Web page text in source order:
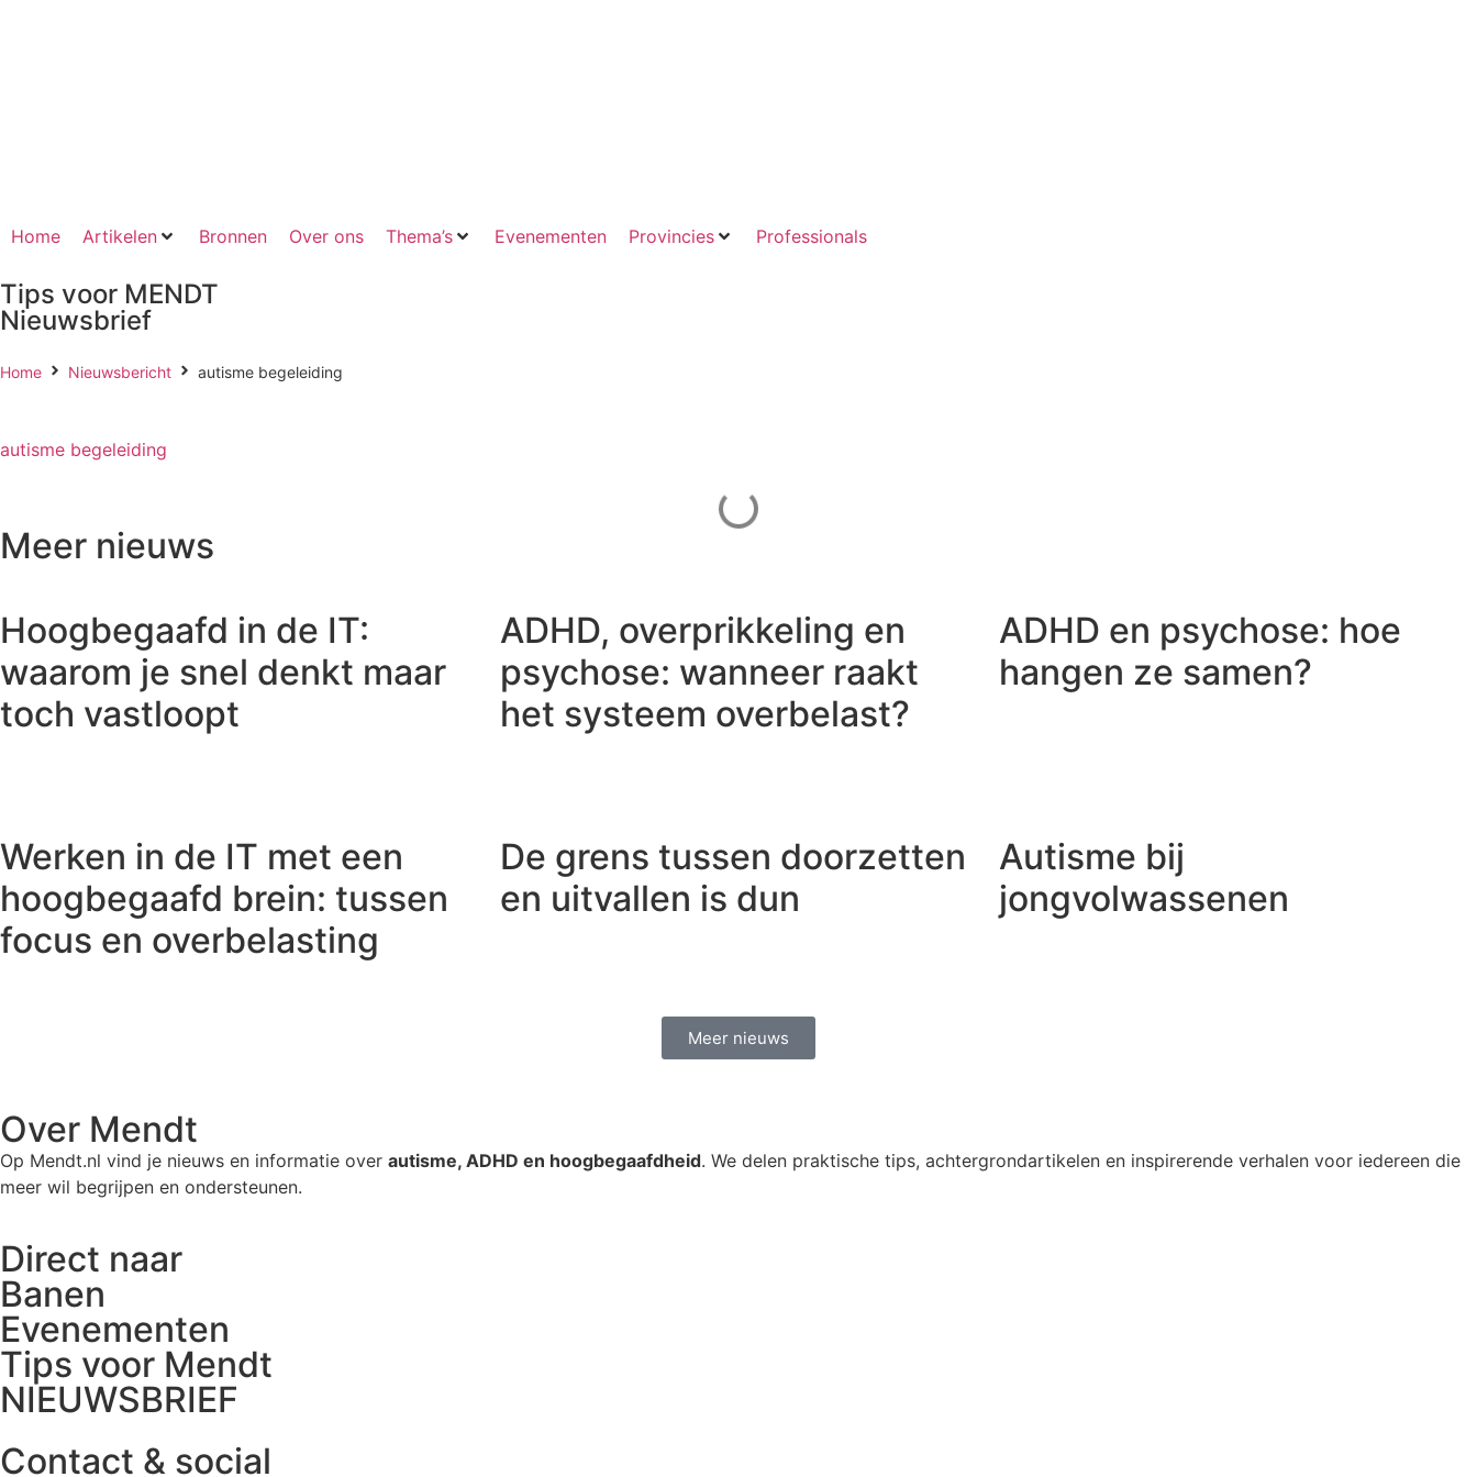
Home Artikelen Bronnen Over ons Thema’s Evenementen Provincies Professionals
Tips voor MENDT
Nieuwsbrief
Home Nieuwsbericht autisme begeleiding
autisme begeleiding
Meer nieuws
Hoogbegaafd in de IT:
waarom je snel denkt maar
toch vastloopt
ADHD, overprikkeling en
psychose: wanneer raakt
het systeem overbelast?
ADHD en psychose: hoe
hangen ze samen?
Werken in de IT met een
hoogbegaafd brein: tussen
focus en overbelasting
De grens tussen doorzetten
en uitvallen is dun
Autisme bij
jongvolwassenen
Meer nieuws
Over Mendt
Op Mendt.nl vind je nieuws en informatie over autisme, ADHD en hoogbegaafdheid. We delen praktische tips, achtergrondartikelen en inspirerende verhalen voor iedereen die
meer wil begrijpen en ondersteunen.
Direct naar
Banen
Evenementen
Tips voor Mendt
NIEUWSBRIEF
Contact & social